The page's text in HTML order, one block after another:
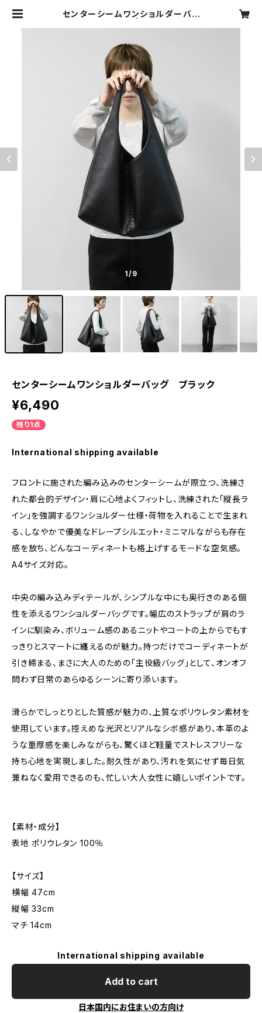
センターシームワンショルダーバッ
1/9
センターシームワンショルダーバッグ ブラック
¥6,490
残り1点
International shipping available
フロントに施された編み込みのセンターシームが際立つ、洗練さ
れた都会的デザイン・肩に心地よくフィットし、洗練された「縦長ラ
イン」を強調するワンショルダー仕様・荷物を入れることで生まれ
る、しなやかで優美なドレープシルエット・ミニマルながらも存在
感を放ち、どんなコーディネートも格上げするモードな空気感。
A4サイズ対応。
中央の編み込みディテールが、シンプルな中にも奥行きのある個
性を添えるワンショルダーバッグです。幅広のストラップが肩のラ
インに馴染み、ボリューム感のあるニットやコートの上からでもす
っきりとスマートに纏えるのが魅力。持つだけでコーディネートが
引き締まる、まさに大人のための「主役級バッグ」として、オンオフ
問わず日常のあらゆるシーンに寄り添います。
滑らかでしっとりとした質感が魅力の、上質なポリウレタン素材を
使用しています。控えめな光沢とリアルなシボ感があり、本革のよ
うな重厚感を楽しみながらも、驚くほど軽量でストレスフリーな
持ち心地を実現しました。耐久性があり、汚れを気にせず毎日気
兼ねなく愛用できるのも、忙しい大人女性に嬉しいポイントです。
【素材・成分】
表地 ポリウレタン 100％
【サイズ】
横幅 47cm
縦幅 33cm
マチ 14cm
International shipping available
Add to cart
日本国内にお住まいの方向け